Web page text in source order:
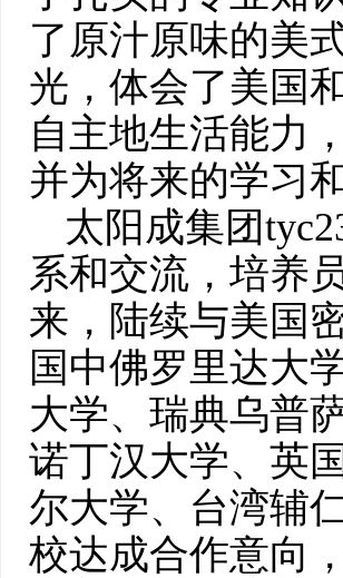
了原汁原味的美
光，体会了美国
自主地生活能力
并为将来的学习
太阳成集团
系和交流，培养
来，陆续与美国
国中佛罗里达大
大学、瑞典乌普
诺丁汉大学、英
尔大学、台湾辅
校达成合作意向